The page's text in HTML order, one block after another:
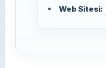
Web Sitesi: